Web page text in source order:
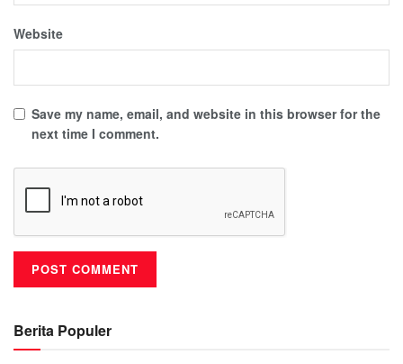
Website
Save my name, email, and website in this browser for the
next time I comment.
Berita Populer